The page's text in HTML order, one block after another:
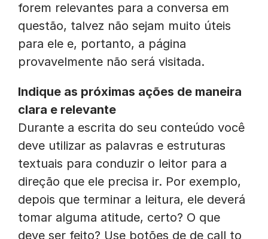
forem relevantes para a conversa em
questão, talvez não sejam muito úteis
para ele e, portanto, a página
provavelmente não será visitada.
Indique as próximas ações de maneira
clara e relevante
Durante a escrita do seu conteúdo você
deve utilizar as palavras e estruturas
textuais para conduzir o leitor para a
direção que ele precisa ir. Por exemplo,
depois que terminar a leitura, ele deverá
tomar alguma atitude, certo? O que
deve ser feito? Use botões de de call to